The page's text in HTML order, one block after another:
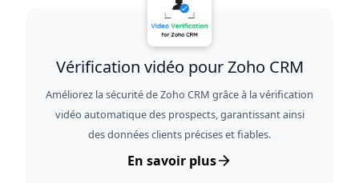
Vérification vidéo pour Zoho CRM
Améliorez la sécurité de Zoho CRM grâce à la vérification
vidéo automatique des prospects, garantissant ainsi
des données clients précises et fiables.
En savoir plus